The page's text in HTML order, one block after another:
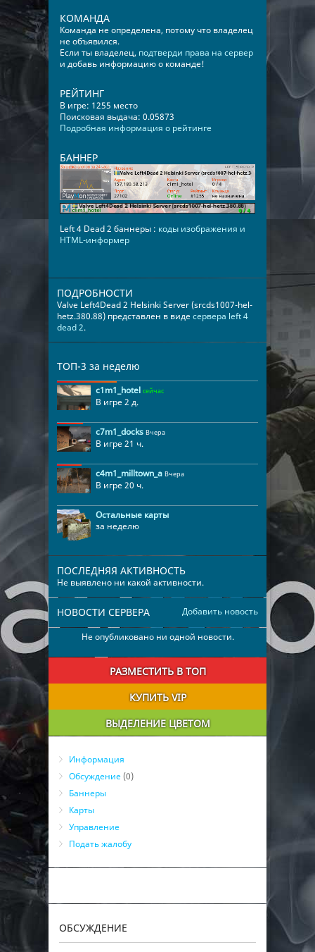
КОМАНДА
Команда не определена, потому что владелец
не объявился.
Если ты владелец, подтверди права на сервер
и добавь информацию о команде!
РЕЙТИНГ
В игре: 1255 место
Поисковая выдача: 0.05873
Подробная информация о рейтинге
БАННЕР
Left 4 Dead 2 баннеры : коды изображения и
HTML-информер
ПОДРОБНОСТИ
Valve Left4Dead 2 Helsinki Server (srcds1007-hel-
hetz.380.88) представлен в видесервера left 4
dead 2.
ТОП-3 за неделю
c1m1_hotel сейчас
В игре 2 д.
c7m1_docks Вчера
В игре 21 ч.
c4m1_milltown_a Вчера
В игре 20 ч.
Остальные карты
за неделю
ПОСЛЕДНЯЯ АКТИВНОСТЬ
Не выявлено ни какой активности.
Добавить новость
НОВОСТИ СЕРВЕРА
Не опубликовано ни одной новости.
РАЗМЕСТИТЬ В ТОП
КУПИТЬ VIP
ВЫДЕЛЕНИЕ ЦВЕТОМ
Информация
Обсуждение (0)
Баннеры
Карты
Управление
Подать жалобу
ОБСУЖДЕНИЕ